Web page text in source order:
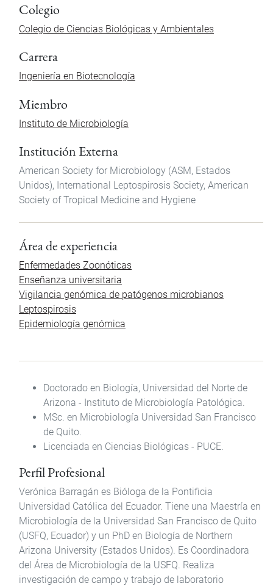
Colegio
Colegio de Ciencias Biológicas y Ambientales
Carrera
Ingeniería en Biotecnología
Miembro
Instituto de Microbiología
Institución Externa
American Society for Microbiology (ASM, Estados
Unidos), International Leptospirosis Society, American
Society of Tropical Medicine and Hygiene
Área de experiencia
Enfermedades Zoonóticas
Enseñanza universitaria
Vigilancia genómica de patógenos microbianos
Leptospirosis
Epidemiología genómica
Doctorado en Biología, Universidad del Norte de
Arizona - Instituto de Microbiología Patológica.
MSc. en Microbiología Universidad San Francisco
de Quito.
Licenciada en Ciencias Biológicas - PUCE.
Perfil Profesional
Verónica Barragán es Bióloga de la Pontificia
Universidad Católica del Ecuador. Tiene una Maestría en
Microbiología de la Universidad San Francisco de Quito
(USFQ, Ecuador) y un PhD en Biología de Northern
Arizona University (Estados Unidos). Es Coordinadora
del Área de Microbiología de la USFQ. Realiza
investigación de campo y trabajo de laboratorio